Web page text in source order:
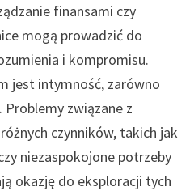
finansami czy
mogą prowadzić do
i kompromisu.
jest intymność, zarówno
związane z
czynników, takich jak
niezaspokojone potrzeby
okazję do eksploracji tych